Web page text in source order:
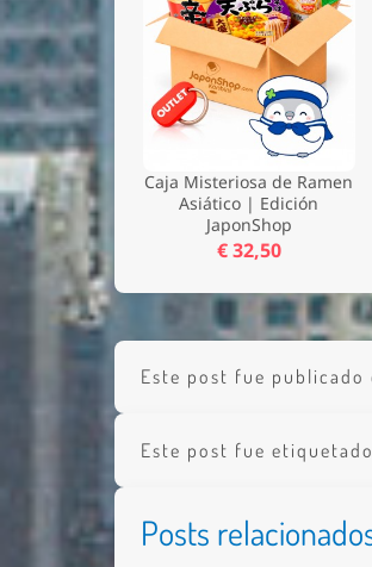
Caja Misteriosa de Ramen
Asiático | Edición
JaponShop
€ 32,50
Este post fue
Este post fue
Posts